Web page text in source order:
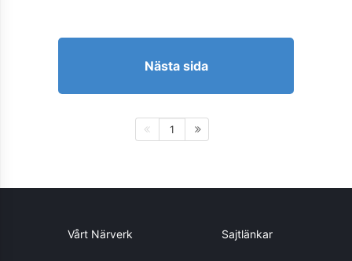
Nästa sida
1
Vårt Närverk Sajtlänkar